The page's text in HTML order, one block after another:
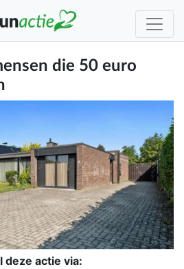
die 50 euro
deze actie via: